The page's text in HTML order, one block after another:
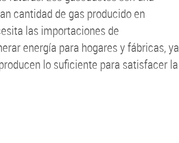
cantidad de gas producido en
las importaciones de
energía para hogares y fábricas, ya
lo suficiente para satisfacer la